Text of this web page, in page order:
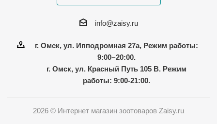
info@zaisy.ru
г. Омск, ул. Ипподромная 27а, Режим работы:
9:00−20:00.
г. Омск, ул. Красный Путь 105 В. Режим
работы: 9:00-21:00.
2026 © Интернет магазин зоотоваров Zaisy.ru